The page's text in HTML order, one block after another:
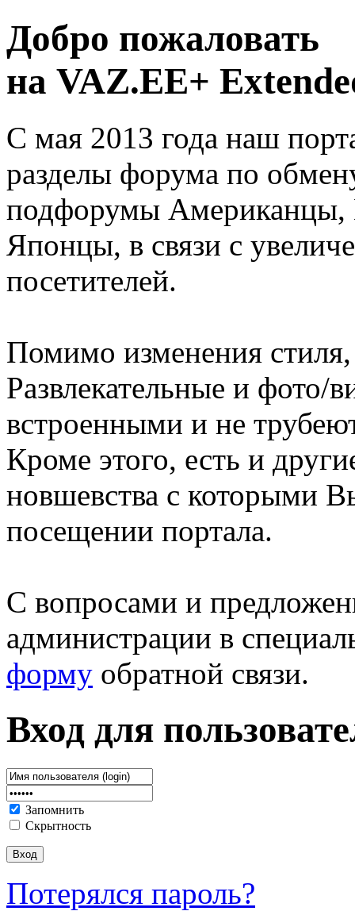
Добро пожаловать
на VAZ.EE+
С мая 2013 года наш
разделы форума по
подфорумы
Японцы, в связи с
посетителей.
Помимо изменения
Развлекательные и фото/
встроенными и не
Кроме этого, есть и
новшевства с которыми
посещении портала.
С вопросами и
администрации в
форму обратной связи.
Вход для
Запомнить
Скрытность
Потерялся пароль?